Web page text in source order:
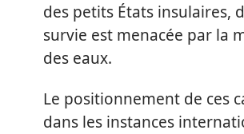
des petits États insulaires,
survie est menacée par la
des eaux.
Le positionnement de ces
dans les instances